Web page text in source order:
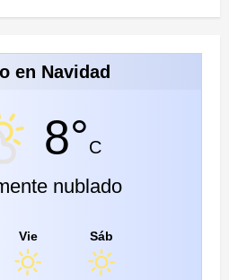
en Navidad
8°C
nublado
Vie Sáb